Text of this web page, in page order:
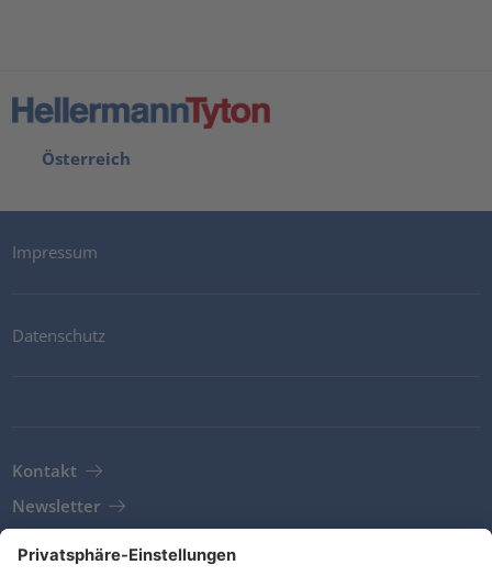
Österreich
Impressum
Datenschutz
Kontakt
Newsletter